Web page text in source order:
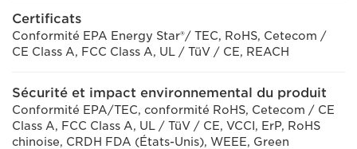
Certificats
Conformité EPA Energy Star®/ TEC, RoHS, Cetecom /
CE Class A, FCC Class A, UL / TüV / CE, REACH
Sécurité et impact environnemental du produit
Conformité EPA/TEC, conformité RoHS, Cetecom / CE
Class A, FCC Class A, UL / TüV / CE, VCCI, ErP, RoHS
chinoise, CRDH FDA (États-Unis), WEEE, Green